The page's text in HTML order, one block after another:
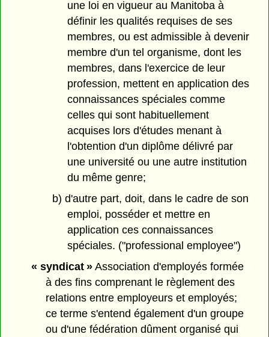
une loi en vigueur au Manitoba à
définir les qualités requises de ses
membres, ou est admissible à devenir
membre d'un tel organisme, dont les
membres, dans l'exercice de leur
profession, mettent en application des
connaissances spéciales comme
celles qui sont habituellement
acquises lors d'études menant à
l'obtention d'un diplôme délivré par
une université ou une autre institution
du même genre;
b) d'autre part, doit, dans le cadre de son
emploi, posséder et mettre en
application ces connaissances
spéciales. ("professional employee")
« syndicat »Association d'employés formée
à des fins comprenant le règlement des
relations entre employeurs et employés;
ce terme s'entend également d'un groupe
ou d'une fédération dûment organisé qui